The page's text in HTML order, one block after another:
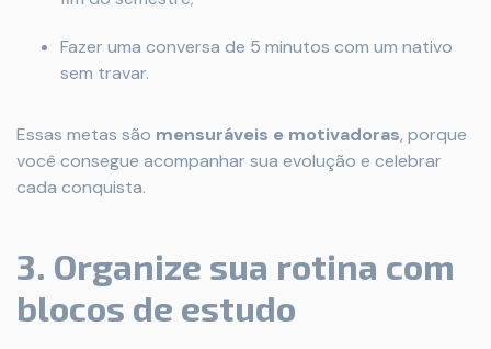
Fazer uma conversa de 5 minutos com um nativo
sem travar.
Essas metas são mensuráveis e motivadoras, porque
você consegue acompanhar sua evolução e celebrar
cada conquista.
3. Organize sua rotina com
blocos de estudo